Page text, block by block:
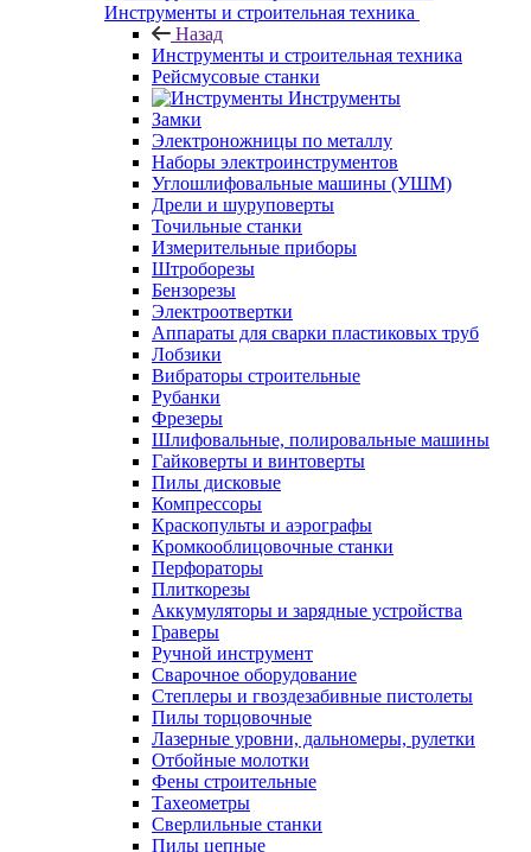
Инструменты и строительная техника
Назад
Инструменты и строительная техника
Рейсмусовые станки
Инструменты
Замки
Электроножницы по металлу
Наборы электроинструментов
Углошлифовальные машины (УШМ)
Дрели и шуруповерты
Точильные станки
Измерительные приборы
Штроборезы
Бензорезы
Электроотвертки
Аппараты для сварки пластиковых труб
Лобзики
Вибраторы строительные
Рубанки
Фрезеры
Шлифовальные, полировальные машины
Гайковерты и винтоверты
Пилы дисковые
Компрессоры
Краскопульты и аэрографы
Кромкооблицовочные станки
Перфораторы
Плиткорезы
Аккумуляторы и зарядные устройства
Граверы
Ручной инструмент
Сварочное оборудование
Степлеры и гвоздезабивные пистолеты
Пилы торцовочные
Лазерные уровни, дальномеры, рулетки
Отбойные молотки
Фены строительные
Тахеометры
Сверлильные станки
Пилы цепные